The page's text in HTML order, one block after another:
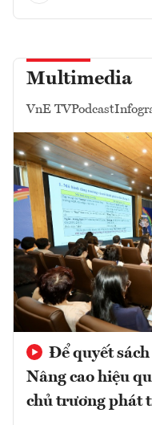
Multimedia
VnE TVPodcast
Để quyết
Nâng cao hiệu
chủ trương phát